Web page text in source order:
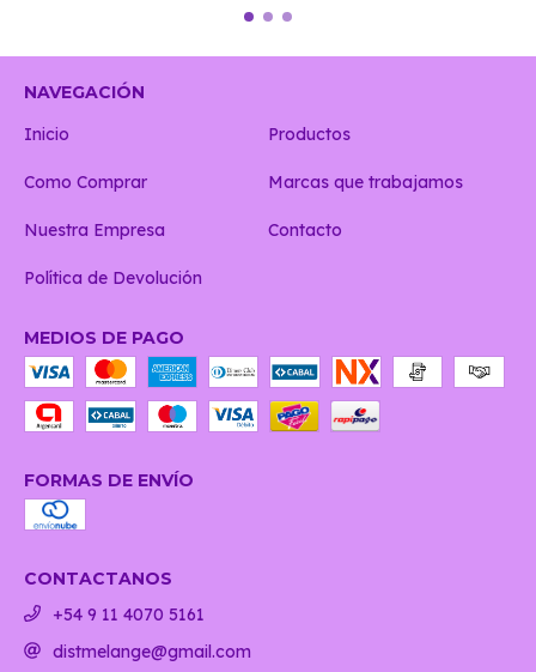
NAVEGACIÓN
Inicio
Productos
Como Comprar Marcas que trabajamos
Nuestra Empresa Contacto
Política de Devolución
MEDIOS DE PAGO
FORMAS DE ENVÍO
CONTACTANOS
+54 9 11 4070 5161
distmelange@gmail.com